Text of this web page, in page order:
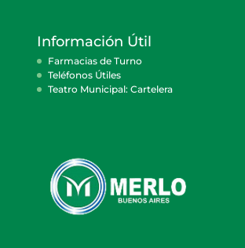
Información Útil
Farmacias de Turno
Teléfonos Útiles
Teatro Municipal: Cartelera